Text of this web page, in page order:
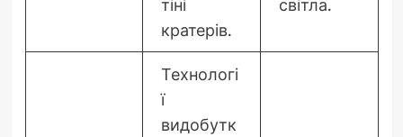
тіні
кратерів.
світла.
Технологі
ї
видобутк